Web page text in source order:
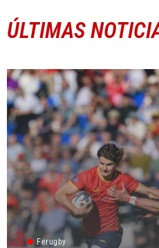
ÚLTIMAS
Ferugby